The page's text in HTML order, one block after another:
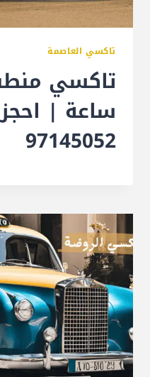
تاكسي العاصمة
ساعة |
97145052